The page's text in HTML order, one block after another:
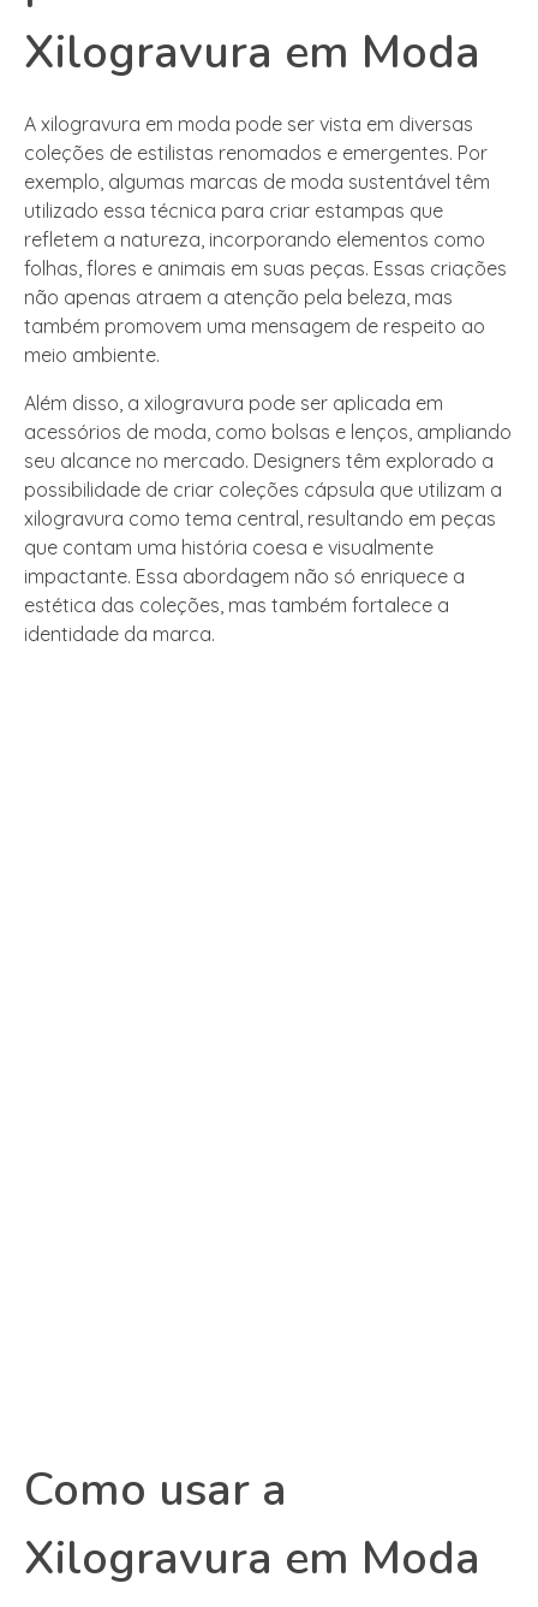
Xilogravura em Moda
A xilogravura em moda pode ser vista em diversas
coleções de estilistas renomados e emergentes. Por
exemplo, algumas marcas de moda sustentável têm
utilizado essa técnica para criar estampas que
refletem a natureza, incorporando elementos como
folhas, flores e animais em suas peças. Essas criações
não apenas atraem a atenção pela beleza, mas
também promovem uma mensagem de respeito ao
meio ambiente.
Além disso, a xilogravura pode ser aplicada em
acessórios de moda, como bolsas e lenços, ampliando
seu alcance no mercado. Designers têm explorado a
possibilidade de criar coleções cápsula que utilizam a
xilogravura como tema central, resultando em peças
que contam uma história coesa e visualmente
impactante. Essa abordagem não só enriquece a
estética das coleções, mas também fortalece a
identidade da marca.
Como usar a
Xilogravura em Moda